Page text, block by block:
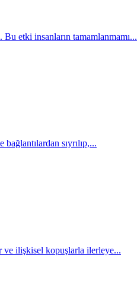
etki insanların tamamlanmamı...
sıyrılıp,...
ve ilişkisel kopuşlarla ilerleye...